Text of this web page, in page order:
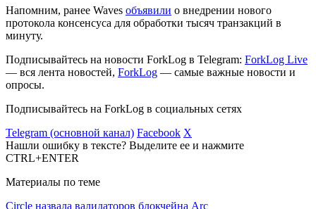
Напомним, ранее Waves объявили о внедрении нового
протокола консенсуса для обработки тысяч транзакций в
минуту.
Подписывайтесь на новости ForkLog в Telegram: ForkLog Live
— вся лента новостей, ForkLog — самые важные новости и
опросы.
Подписывайтесь на ForkLog в социальных сетях
Telegram (основной канал) Facebook X
Нашли ошибку в тексте? Выделите ее и нажмите
CTRL+ENTER
Материалы по теме
Circle назвала валидаторов блокчейна Arc